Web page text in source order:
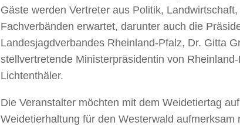
Gäste werden Vertreter aus Politik,
Fachverbänden erwartet, darunter auch die
Landesjagdverbandes Rheinland-Pfalz, Dr. Gitta
stellvertretende Ministerpräsidentin von
Lichtenthäler.
Die Veranstalter möchten mit dem Weidetiertag
Weidetierhaltung für den Westerwald aufmerksam